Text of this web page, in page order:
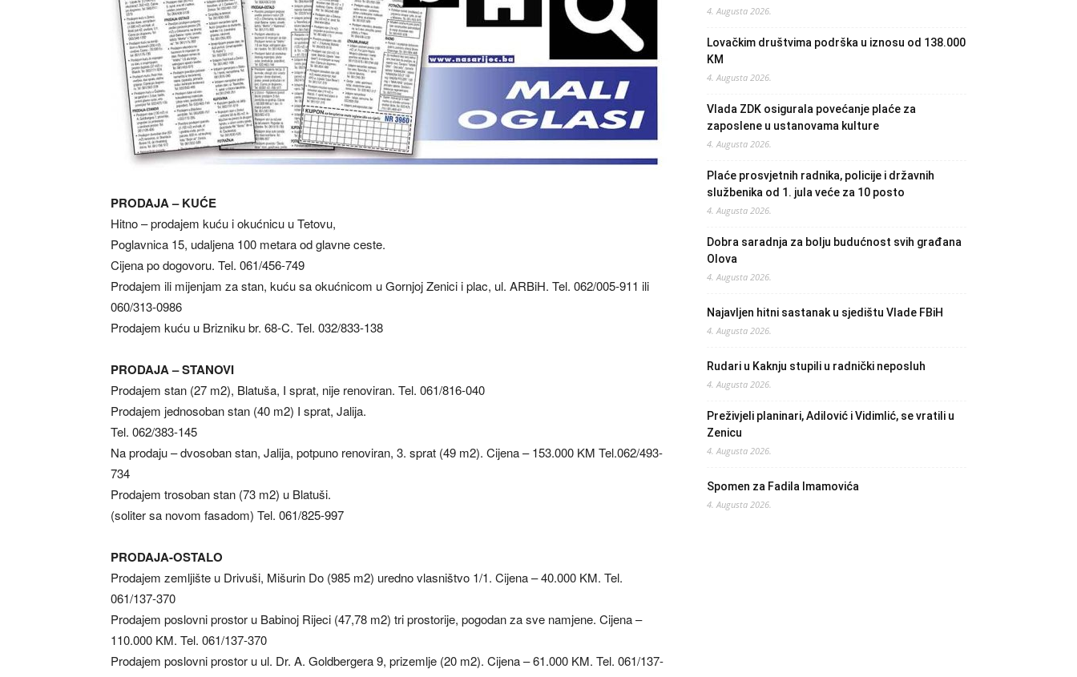
PRODAJA – KUĆE
Hitno – prodajem kuću i okućnicu u Tetovu,
Poglavnica 15, udaljena 100 metara od glavne ceste.
Cijena po dogovoru. Tel. 061/456-749
Prodajem ili mijenjam za stan, kuću sa okućnicom u Gornjoj Zenici i plac, ul. ARBiH. Tel. 062/005-911 ili
060/313-0986
Prodajem kuću u Brizniku br. 68-C. Tel. 032/833-138
PRODAJA – STANOVI
Prodajem stan (27 m2), Blatuša, I sprat, nije renoviran. Tel. 061/816-040
Prodajem jednosoban stan (40 m2) I sprat, Jalija.
Tel. 062/383-145
Na prodaju – dvosoban stan, Jalija, potpuno renoviran, 3. sprat (49 m2). Cijena – 153.000 KM Tel.062/493-
734
Prodajem trosoban stan (73 m2) u Blatuši.
(soliter sa novom fasadom) Tel. 061/825-997
PRODAJA-OSTALO
Prodajem zemljište u Drivuši, Mišurin Do (985 m2) uredno vlasništvo 1/1. Cijena – 40.000 KM. Tel.
061/137-370
Prodajem poslovni prostor u Babinoj Rijeci (47,78 m2) tri prostorije, pogodan za sve namjene. Cijena –
110.000 KM. Tel. 061/137-370
Prodajem poslovni prostor u ul. Dr. A. Goldbergera 9, prizemlje (20 m2). Cijena – 61.000 KM. Tel. 061/137-
4. Augusta 2026.
Lovačkim društvima podrška u iznosu od 138.000
KM
4. Augusta 2026.
Vlada ZDK osigurala povećanje plaće za
zaposlene u ustanovama kulture
4. Augusta 2026.
Plaće prosvjetnih radnika, policije i državnih
službenika od 1. jula veće za 10 posto
4. Augusta 2026.
Dobra saradnja za bolju budućnost svih građana
Olova
4. Augusta 2026.
Najavljen hitni sastanak u sjedištu Vlade FBiH
4. Augusta 2026.
Rudari u Kaknju stupili u radnički neposluh
4. Augusta 2026.
Preživjeli planinari, Adilović i Vidimlić, se vratili u
Zenicu
4. Augusta 2026.
Spomen za Fadila Imamovića
4. Augusta 2026.